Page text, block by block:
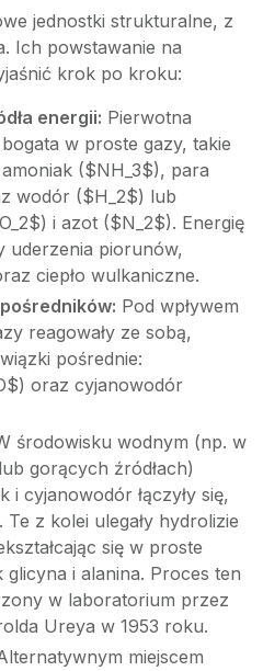
jednostki strukturalne, z
Ich powstawanie na
krok po kroku:
energii: Pierwotna
w proste gazy, takie
($NH_3$), para
wodór ($H_2$) lub
i azot ($N_2$). Energię
uderzenia piorunów,
ciepło wulkaniczne.
Pod wpływem
reagowały ze sobą,
pośrednie:
oraz cyjanowodór
środowisku wodnym (np. w
gorących źródłach)
i cyjanowodór łączyły się,
z kolei ulegały hydrolizie
się w proste
glicyna i alanina. Proces ten
w laboratorium przez
Ureya w 1953 roku.
miejscem